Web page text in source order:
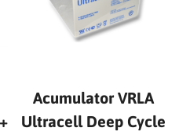
Acumulator VRLA
Ultracell Deep Cycle